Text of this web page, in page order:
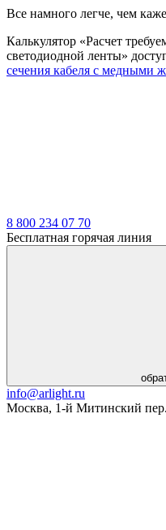
Все намного легче, чем
Калькулятор «Расчет
светодиодной ленты»
сечения кабеля с медными
8 800 234 07 70
Бесплатная горячая линия
info@arlight.ru
Москва, 1-й Митинский